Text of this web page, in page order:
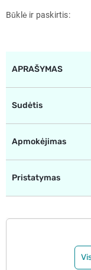
Būklė ir paskirtis
APRAŠYMAS
Sudėtis
Apmokėjimas
Pristatymas